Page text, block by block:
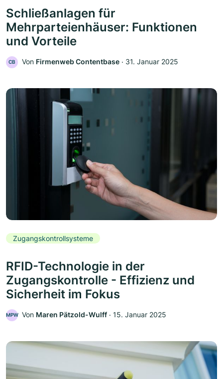
Schließanlagen für
Mehrparteienhäuser: Funktionen
und Vorteile
CB Von Firmenweb Contentbase ‧ 31. Januar 2025
Zugangskontrollsysteme
RFID-Technologie in der
Zugangskontrolle - Effizienz und
Sicherheit im Fokus
MPW Von Maren Pätzold-Wulff ‧ 15. Januar 2025